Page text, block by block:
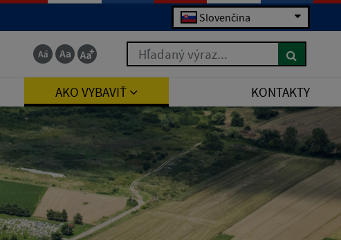
Slovenčina
Hľadaný výraz...
AKO VYBAVIŤ KONTAKTY